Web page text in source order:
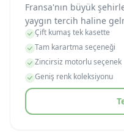
Fransa'nın büyük
yaygın tercih haline
Çift kumaş tek kasette
Tam karartma seçeneği
Zincirsiz motorlu seçenek
Geniş renk koleksiyonu